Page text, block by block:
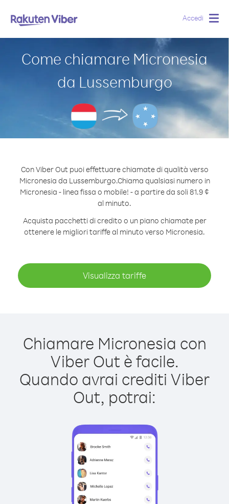
Accedi
Come chiamare Micronesia
da Lussemburgo
Con Viber Out puoi effettuare chiamate di qualità verso
Micronesia da Lussemburgo.Chiama qualsiasi numero in
Micronesia - linea fissa o mobile! - a partire da soli 81.9 ¢
al minuto.
Acquista pacchetti di credito o un piano chiamate per
ottenere le migliori tariffe al minuto verso Micronesia.
Visualizza tariffe
Chiamare Micronesia con
Viber Out è facile.
Quando avrai crediti Viber
Out, potrai: